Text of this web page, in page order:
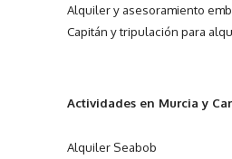
Alquiler y asesoramiento
Capitán y tripulación para
Actividades en Murcia y
Alquiler Seabob